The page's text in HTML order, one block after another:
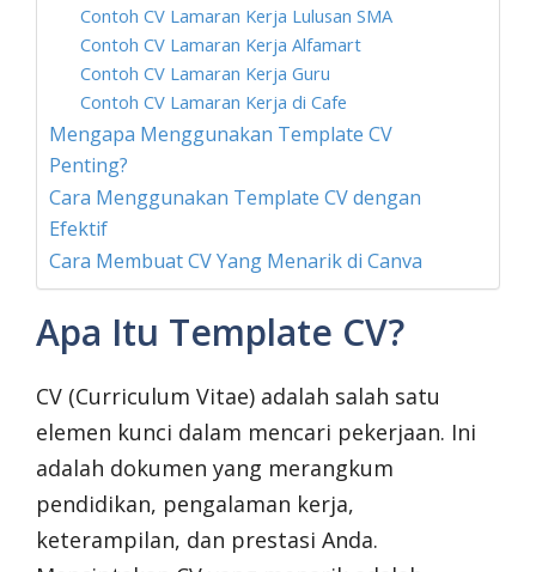
Contoh CV Lamaran Kerja Lulusan SMA
Contoh CV Lamaran Kerja Alfamart
Contoh CV Lamaran Kerja Guru
Contoh CV Lamaran Kerja di Cafe
Mengapa Menggunakan Template CV
Penting?
Cara Menggunakan Template CV dengan
Efektif
Cara Membuat CV Yang Menarik di Canva
Apa Itu Template CV?
CV (Curriculum Vitae) adalah salah satu
elemen kunci dalam mencari pekerjaan. Ini
adalah dokumen yang merangkum
pendidikan, pengalaman kerja,
keterampilan, dan prestasi Anda.